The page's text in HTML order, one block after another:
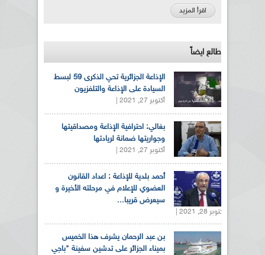
اقرأ المزيد
طالع ايضاً
الإذاعة الجزائرية تحي الذكرى 59 لبسط
السيادة على الإذاعة والتلفزيون
أكتوبر 27, 2021 |
بغالي: احترافية الإذاعة ومصداقيتها
وجواريتها ضمانة لريادتها
أكتوبر 27, 2021 |
أحمد بلدية للإذاعة : اعداد القانون
العضوي للإعلام في مرحلته الأخيرة و
سيعرض قريبا...
أكتوبر 28, 2021 |
بن عبد الرحمان يشرف هذا الخميس
بميناء الجزائر على تدشين سفينة "باجي